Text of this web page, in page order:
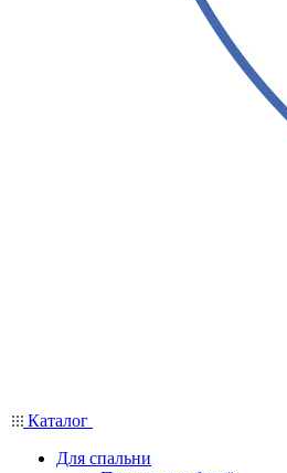
Каталог
Для спальни